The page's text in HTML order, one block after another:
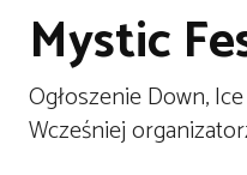
Mystic
Ogłoszenie Down,
Wcześniej